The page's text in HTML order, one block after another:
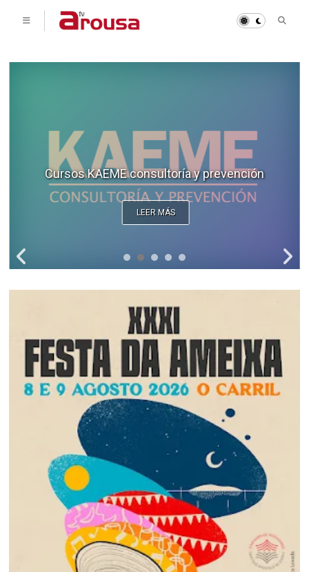
Tienda de Pinturas ARMENTEROS
LEER MÁS